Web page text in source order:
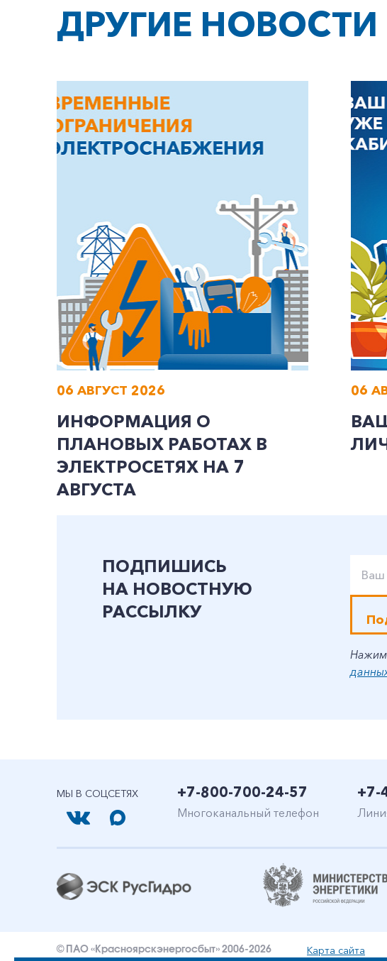
+7-800-
ДРУГИЕ НОВОСТИ
06 АВГУСТ 2026
ИНФОРМАЦИЯ О
ПЛАНОВЫХ РАБОТАХ В
ЭЛЕКТРОСЕТЯХ НА 7
АВГУСТА
06
ПОДПИШИСЬ
НА НОВОСТНУЮ
РАССЫЛКУ
Ваш
МЫ В СОЦСЕТЯХ +7-800-700-24-57
Многоканальный телефон
+7-
© ПАО «Красноярскэнергосбыт» 2006-2026 Карта сайта